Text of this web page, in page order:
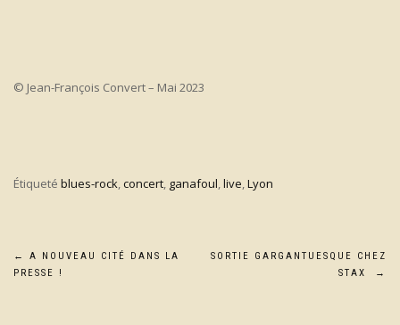
© Jean-François Convert – Mai 2023
Étiqueté blues-rock,concert, ganafoul,live,Lyon
Navigation
←
A NOUVEAU CITÉ DANS LA
PRESSE !
SORTIE GARGANTUESQUE CHEZ
STAX
→